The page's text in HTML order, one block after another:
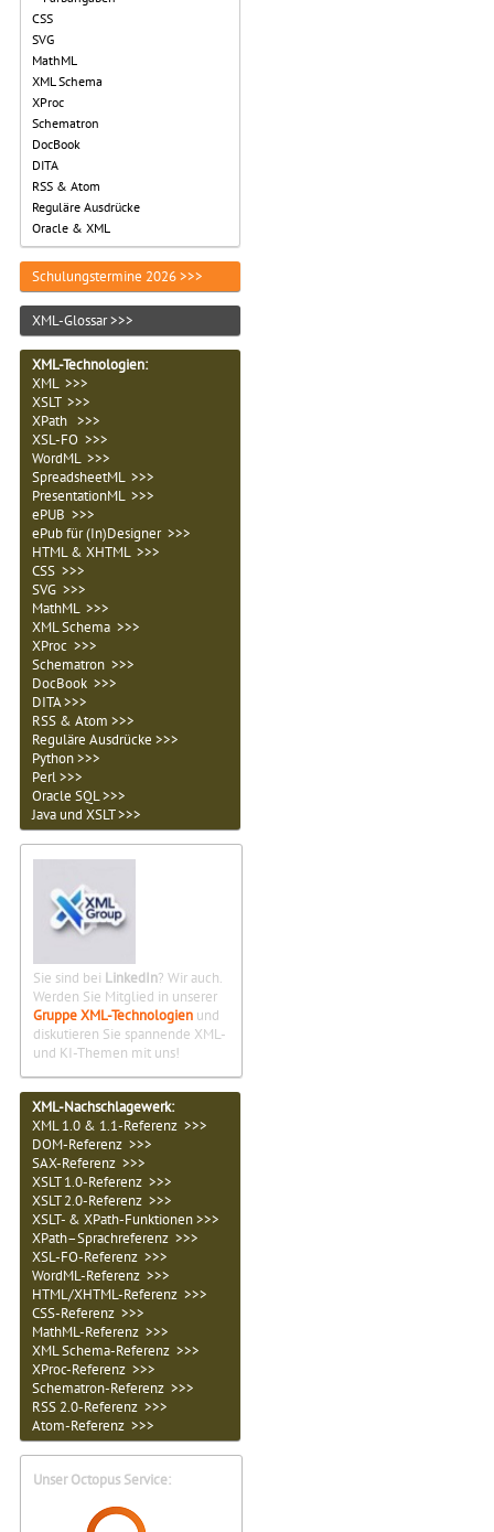
CSS
SVG
MathML
XML Schema
XProc
Schematron
DocBook
DITA
RSS & Atom
Reguläre Ausdrücke
Oracle & XML
Schulungstermine 2026 >>>
XML-Glossar >>>
XML-Technologien:
XML >>>
XSLT >>>
XPath >>>
XSL-FO >>>
WordML >>>
SpreadsheetML >>>
PresentationML >>>
ePUB >>>
ePub für (In)Designer >>>
HTML & XHTML >>>
CSS >>>
SVG >>>
MathML >>>
XML Schema >>>
XProc >>>
Schematron >>>
DocBook >>>
DITA >>>
RSS & Atom >>>
Reguläre Ausdrücke >>>
Python >>>
Perl >>>
Oracle SQL >>>
Java und XSLT >>>
Sie sind bei LinkedIn? Wir auch.
Werden Sie Mitglied in unserer
Gruppe XML-Technologien und
diskutieren Sie spannende XML-
und KI-Themen mit uns!
XML-Nachschlagewerk:
XML 1.0 & 1.1-Referenz >>>
DOM-Referenz >>>
SAX-Referenz >>>
XSLT 1.0-Referenz >>>
XSLT 2.0-Referenz >>>
XSLT- & XPath-Funktionen >>>
XPath–Sprachreferenz >>>
XSL-FO-Referenz >>>
WordML-Referenz >>>
HTML/XHTML-Referenz >>>
CSS-Referenz >>>
MathML-Referenz >>>
XML Schema-Referenz >>>
XProc-Referenz >>>
Schematron-Referenz >>>
RSS 2.0-Referenz >>>
Atom-Referenz >>>
Unser Octopus Service: